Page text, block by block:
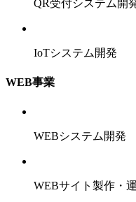
QR受付システム開
IoTシステム開発
WEB事業
WEBシステム開発
WEBサイト製作・